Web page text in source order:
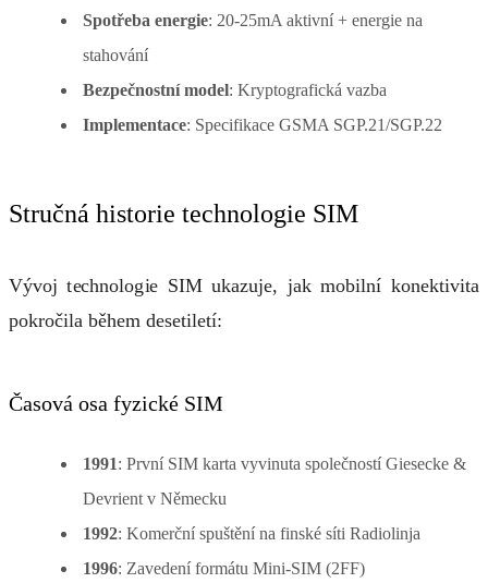
Spotřeba energie: 20-25mA aktivní + energie na
stahování
Bezpečnostní model: Kryptografická vazba
Implementace: Specifikace GSMA SGP.21/SGP.22
Stručná historie technologie SIM
Vývoj technologie SIM ukazuje, jak mobilní konektivita
pokročila během desetiletí:
Časová osa fyzické SIM
1991: První SIM karta vyvinuta společností Giesecke &
Devrient v Německu
1992: Komerční spuštění na finské síti Radiolinja
1996: Zavedení formátu Mini-SIM (2FF)